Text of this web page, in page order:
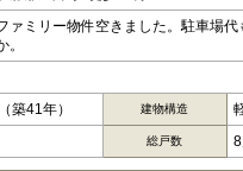
ァミリー物件空きました。駐車場
築41年） 建物構造
総戸数